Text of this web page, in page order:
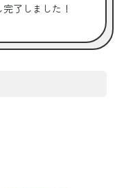
了しました！